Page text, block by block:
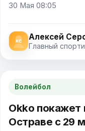
30 Мая 08:05
Алексей
Главный
Волейбол
Okko
Остраве с 29